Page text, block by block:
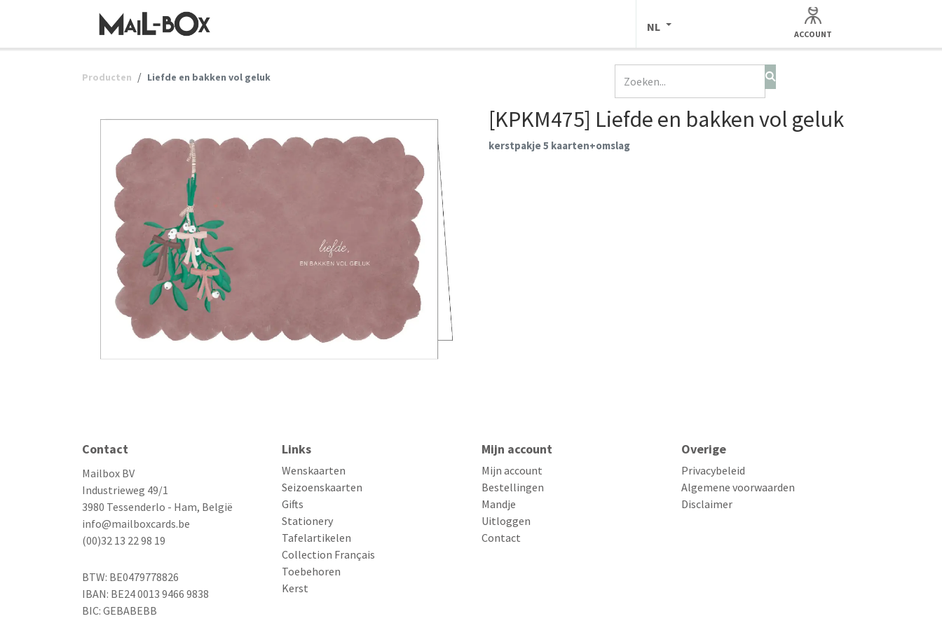
NL
ACCOUNT
Producten Liefde en bakken vol geluk
[KPKM475] Liefde en bakken vol geluk
kerstpakje 5 kaarten+omslag
Contact
Mailbox BV
Industrieweg 49/1
3980 Tessenderlo - Ham, België
info@mailboxcards.be
(00)32 13 22 98 19
BTW: BE0479778826
IBAN: BE24 0013 9466 9838
BIC: GEBABEBB
Links
Wenskaarten
Seizoenskaarten
Gifts
Stationery
Tafelartikelen
Collection Français
Toebehoren
Kerst
Mijn account
Mijn account
Bestellingen
Mandje
Uitloggen
Contact
Overige
Privacybeleid
Algemene voorwaarden
Disclaimer